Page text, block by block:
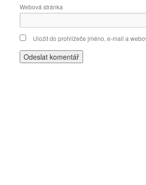
Webová stránka
Uložit do prohlížeče jméno, e-mail a